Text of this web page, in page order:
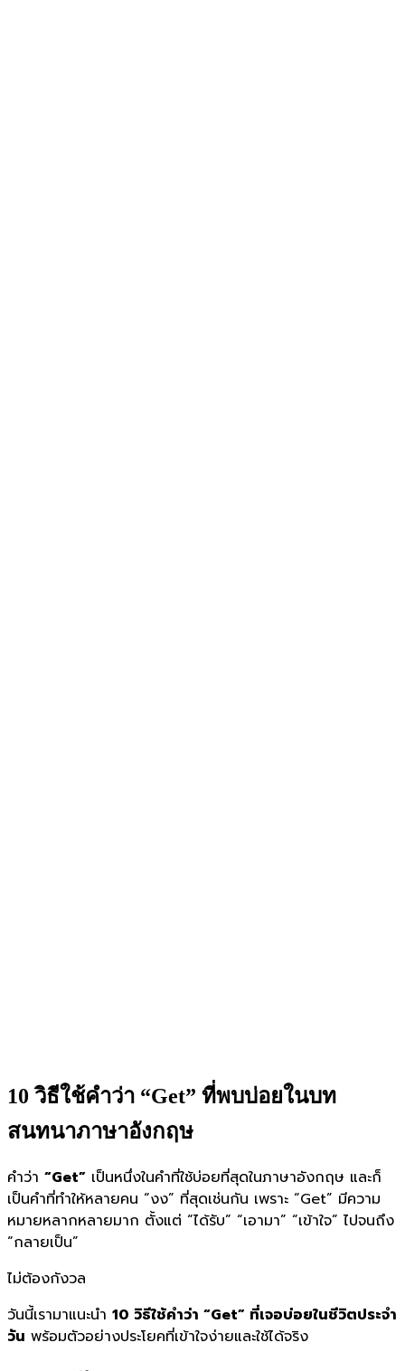
10 วิธีใช้คำว่า “Get” ที่พบบ่อยในบท
สนทนาภาษาอังกฤษ
คำว่า “Get” เป็นหนึ่งในคำที่ใช้บ่อยที่สุดในภาษาอังกฤษ และก็
เป็นคำที่ทำให้หลายคน “งง” ที่สุดเช่นกัน เพราะ “Get” มีความ
หมายหลากหลายมาก ตั้งแต่ “ได้รับ” “เอามา” “เข้าใจ” ไปจนถึง
“กลายเป็น”
ไม่ต้องกังวล
วันนี้เรามาแนะนำ 10 วิธีใช้คำว่า “Get” ที่เจอบ่อยในชีวิตประจำ
วัน พร้อมตัวอย่างประโยคที่เข้าใจง่ายและใช้ได้จริง